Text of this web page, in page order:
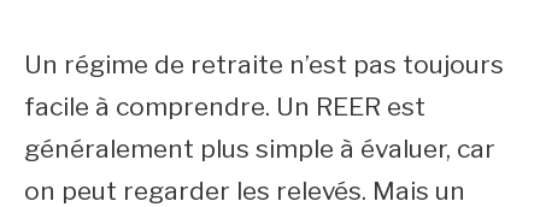
Un régime de retraite n’est pas toujours
facile à comprendre. Un REER est
généralement plus simple à évaluer, car
on peut regarder les relevés. Mais un